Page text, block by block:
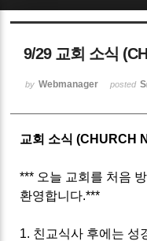
9/29 교회 소식
by Webmanager posted
교회 소식 (CHURCH
*** 오늘 교회를 처음
환영합니다.***
1. 친교식사 후에는 성